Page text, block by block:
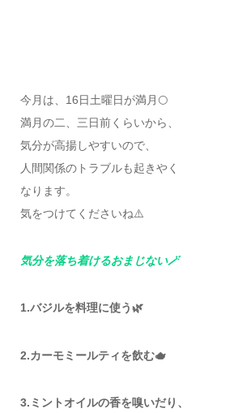
今月は、16日土曜日が満月🌕
満月の二、三日前くらいから、
気分が高揚しやすいので、
人間関係のトラブルも起きやく
なります。
気をつけてくださいね⚠️
気分を落ち着けるおまじない🪄
1.バジルを料理に使う🌿
2.カーモミールティを飲む🫖
3.ミントオイルの香を嗅いだり、